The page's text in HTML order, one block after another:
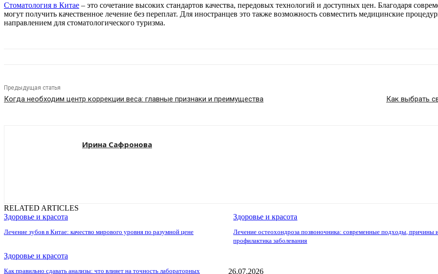
Стоматология в Китае – это сочетание высоких стандартов качества, передовых технологий и доступных цен. Благодаря
могут получить качественное лечение без переплат. Для иностранцев это также возможность совместить медицинские
направлением для стоматологического туризма.
Предыдущая статья
Когда необходим центр коррекции веса: главные признаки и преимущества Как выбрать
Ирина Сафронова
RELATED ARTICLES
Здоровье и красота
Лечение зубов в Китае: качество мирового уровня по разумной цене
Здоровье и красота
Лечение остеохондроза позвоночника: современные подходы, причины
профилактика заболевания
Здоровье и красота
Как правильно сдавать анализы: что влияет на точность лабораторных 26.07.2026